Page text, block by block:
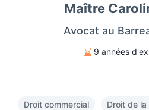
Maître
Avocat au
9 années
Droit commercial Droit de